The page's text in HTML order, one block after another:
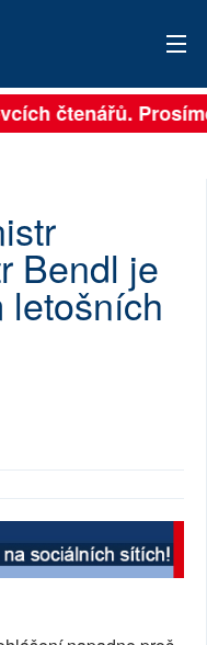
čtenářů.
Bendl je
letošních